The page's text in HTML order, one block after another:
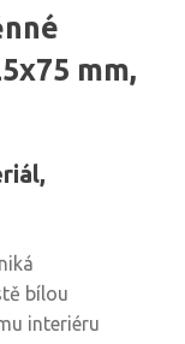
mm,
bílou
interiéru